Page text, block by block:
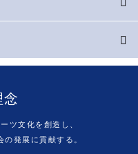
ツ文化を創造し、
発展に貢献する。